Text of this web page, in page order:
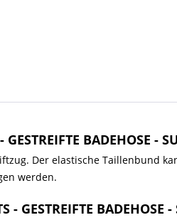
BADEHOSE -
Der elastische Taillenbund
werden.
BADEHOSE -